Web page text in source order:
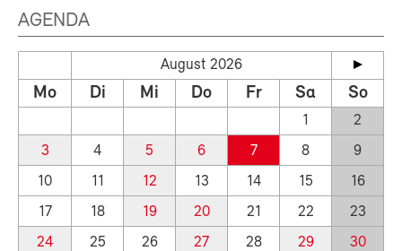
AGENDA
August 2026
Mo Di Mi Do Fr Sa So
1
2
3
4 5 6 7 8
9
10
11 12 13 14 15
16
17
18 19 20 21 22
23
24
25 26 27 28 29
30